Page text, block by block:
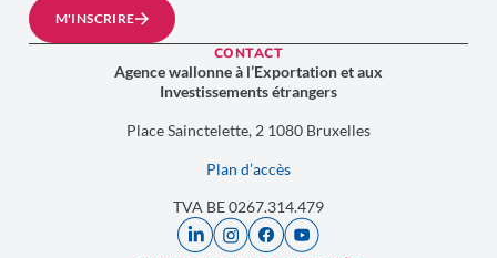
M'INSCRIRE
CONTACT
Agence wallonne à l’Exportation et aux
Investissements étrangers
Place Sainctelette, 2 1080 Bruxelles
Plan d’accès
TVA BE 0267.314.479